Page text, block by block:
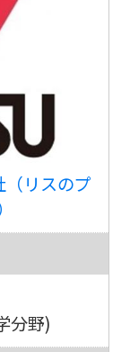
リスのプ
分野)